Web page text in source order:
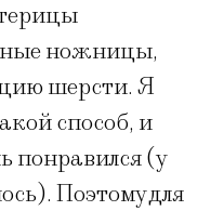
ножницы,
шерсти. Я
способ, и
понравился (у
Поэтому для